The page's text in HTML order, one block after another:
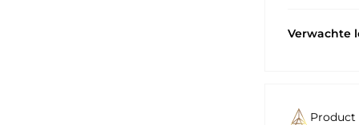
Verwachte
Product